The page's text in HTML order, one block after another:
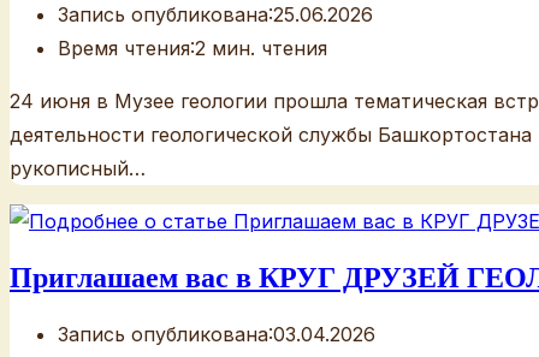
Запись опубликована:25.06.2026
Время чтения:2 мин. чтения
24 июня в Музее геологии прошла тематическая
деятельности геологической службы
рукописный…
Приглашаем вас в КРУГ ДРУЗЕЙ
Запись опубликована:03.04.2026